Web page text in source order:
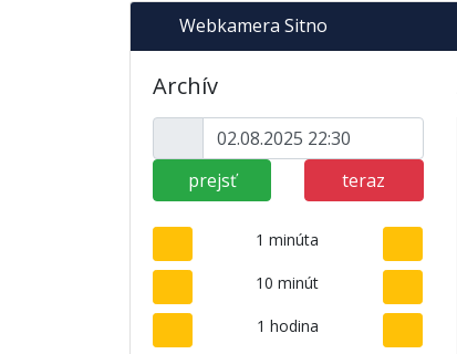
Webkamera Sitno
Archív
prejsť teraz
1 minúta
10 minút
1 hodina